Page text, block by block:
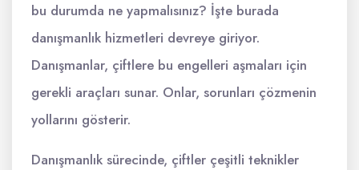
bu durumda ne yapmalısınız? İşte burada
danışmanlık hizmetleri devreye giriyor.
Danışmanlar, çiftlere bu engelleri aşmaları için
gerekli araçları sunar. Onlar, sorunları çözmenin
yollarını gösterir.
Danışmanlık sürecinde, çiftler çeşitli teknikler